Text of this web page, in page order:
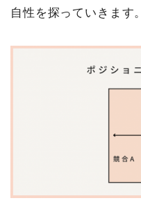
自性を探っていきます。